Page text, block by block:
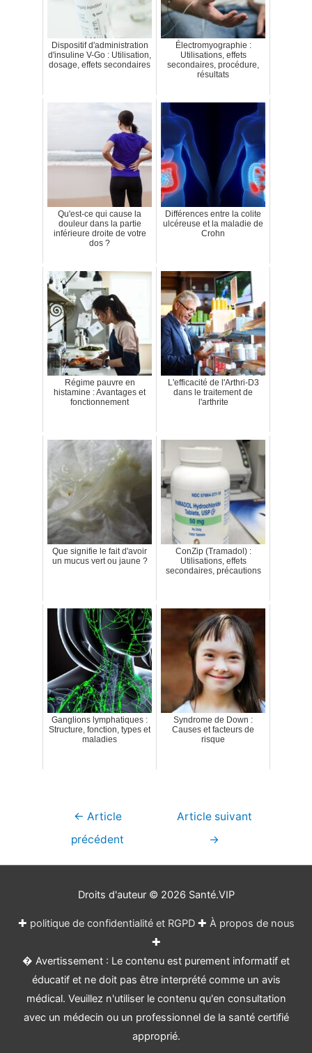
Dispositif d'administration
d'insuline V-Go : Utilisation,
dosage, effets secondaires
Électromyographie :
Utilisations, effets
secondaires, procédure,
résultats
Qu'est-ce qui cause la
douleur dans la partie
inférieure droite de votre
dos ?
Différences entre la colite
ulcéreuse et la maladie de
Crohn
Régime pauvre en
histamine : Avantages et
fonctionnement
L'efficacité de l'Arthri-D3
dans le traitement de
l'arthrite
Que signifie le fait d'avoir
un mucus vert ou jaune ?
ConZip (Tramadol) :
Utilisations, effets
secondaires, précautions
Ganglions lymphatiques :
Structure, fonction, types et
maladies
Syndrome de Down :
Causes et facteurs de
risque
Navigation
← Article
précédent
Article suivant
→
Droits d'auteur © 2026 Santé.VIP
✚ politique de confidentialité et RGPD✚ À propos de nous
✚
� Avertissement : Le contenu est purement informatif et
éducatif et ne doit pas être interprété comme un avis
médical. Veuillez n'utiliser le contenu qu'en consultation
avec un médecin ou un professionnel de la santé certifié
approprié.